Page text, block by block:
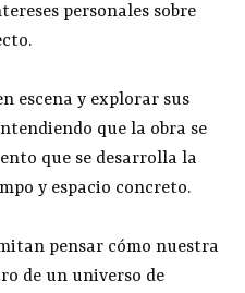
personales sobre
escena y explorar sus
que la obra se
que se desarrolla la
y espacio concreto.
pensar cómo nuestra
de un universo de